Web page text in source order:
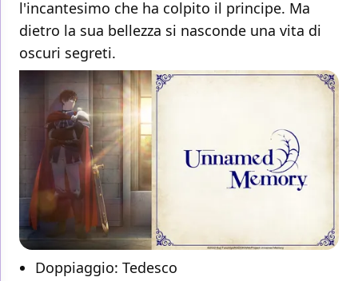
l'incantesimo che ha colpito il principe. Ma
dietro la sua bellezza si nasconde una vita di
oscuri segreti.
Doppiaggio: Tedesco